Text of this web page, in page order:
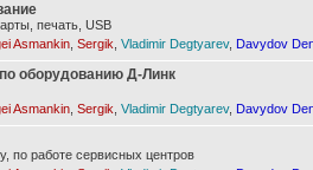
печать, USB
Asmankin Sergik Vladimir Degtyarev, Davydov
оборудованию Д-Линк
Asmankin Sergik Vladimir Degtyarev, Davydov
по работе сервисных центров